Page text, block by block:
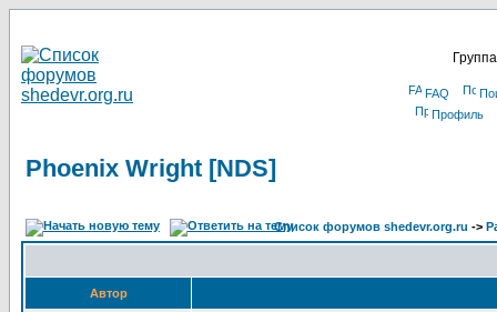
FAQ
Профиль
Phoenix Wright [NDS]
Список форумов shedevr.org.ru ->
Автор